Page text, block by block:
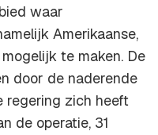
waar
Amerikaanse,
te maken. De
door de naderende
regering zich heeft
de operatie, 31